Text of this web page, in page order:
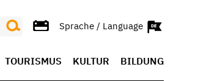
Sprache / Language
TOURISMUS KULTUR BILDUNG